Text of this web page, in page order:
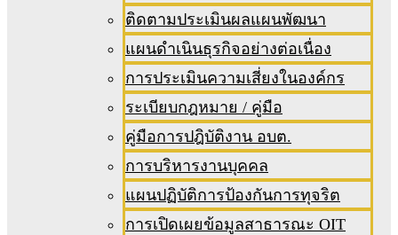
ติดตามประเมินผลแผนพัฒนา
แผนดำเนินธุรกิจอย่างต่อเนื่อง
การประเมินความเสี่ยงในองค์กร
ระเบียบกฎหมาย / คู่มือ
คู่มือการปฎิบัติงาน อบต.
การบริหารงานบุคคล
แผนปฏิบัติการป้องกันการทุจริต
การเปิดเผยข้อมูลสาธารณะ OIT